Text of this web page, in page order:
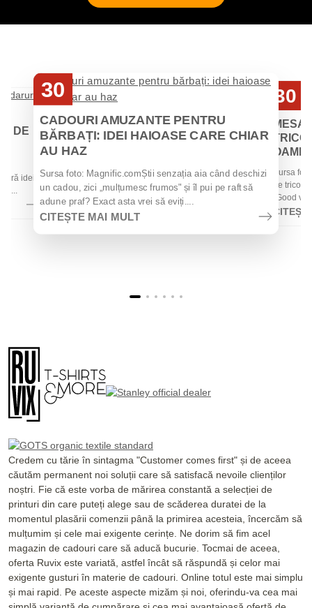
DE
idei
la...
30
CADOURI AMUZANTE PENTRU
BĂRBAȚI: IDEI HAIOASE CARE CHIAR
AU HAZ
Sursa foto: Magnific.comȘtii senzația aia când deschizi
un cadou, zici „mulțumesc frumos" și îl pui pe raft să
adune praf? Exact asta vrei să eviți....
CITEȘTE MAI MULT
30
Sursa
de
„Good
Credem cu tărie în sintagma "Customer comes first" și de aceea
căutăm permanent noi soluții care să satisfacă nevoile clienților
noștri. Fie că este vorba de mărirea constantă a selecției de
printuri din care puteți alege sau de scăderea duratei de la
momentul plasării comenzii până la primirea acesteia, încercăm să
mulțumim și cele mai exigente cerințe. Ne dorim să fim acel
magazin de cadouri care să aducă bucurie. Tocmai de aceea,
oferta Ruvix este variată, astfel încât să răspundă și celor mai
exigente gusturi în materie de cadouri. Online totul este mai simplu
și mai rapid. Pe aceste aspecte mizăm și noi, oferindu-va cea mai